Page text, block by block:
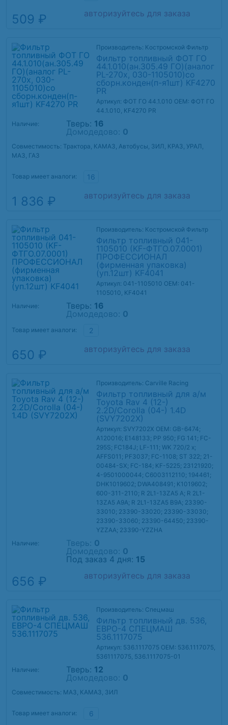
509 ₽ авторизуйтесь для заказа
Производитель: Костромской Фильтр
Фильтр топливный ФОТ ГО
44.1.010(ан.305.49 ГО)(аналог
PL-270х, 030-1105010)со
сборн.конден(п-я1шт) KF4270
PR
Артикул: ФОТ ГО 44.1.010 OEM: ФОТ ГО
44.1.010, KF4270 PR
Наличие:
Тверь: 16
Домодедово: 0
Совместимость: Трактора, КАМАЗ, Автобусы, ЗИЛ, КРАЗ, УРАЛ,
МАЗ, ГАЗ
Товар имеет аналоги: 16
1 836 ₽ авторизуйтесь для заказа
Производитель: Костромской Фильтр
Фильтр топливный 041-
1105010 (KF-ФТГО.07.0001)
ПРОФЕССИОНАЛ
(фирменная упаковка)
(уп.12шт) KF4041
Артикул: 041-1105010 OEM: 041-
1105010, KF4041
Наличие:
Тверь: 16
Домодедово: 0
Товар имеет аналоги: 2
650 ₽ авторизуйтесь для заказа
Производитель: Carville Racing
Фильтр топливный для а/м
Toyota Rav 4 (12-)
2.2D/Corolla (04-) 1.4D
(SVY7202X)
Артикул: SVY7202X OEM: GB-6474;
A120016; E148133; PP 950; FG 141; FC-
295S; FC184J; LF-111; WK 720/2 x;
AFFS011; PF3037; FC-1108; ST 322; 21-
00484-SX; FC-184; KF-5225; 23121920;
4-9501000044; C6003112110; 194461;
DHK1019602; DWA408491; K1019602;
600-311-2110; R 2L1-13ZA5 A; R 2L1-
13ZA5 A9A; R 2L1-13ZA5 B9A; 23390-
33010; 23390-33020; 23390-33030;
23390-33060; 23390-64450; 23390-
YZZAA; 23390-YZZHA
Наличие:
Тверь: 0
Домодедово: 0
Под заказ 4 дня: 15
656 ₽ авторизуйтесь для заказа
Производитель: Спецмаш
Фильтр топливный дв. 536,
ЕВРО-4 СПЕЦМАШ
536.1117075
Артикул: 536.1117075 OEM: 536.1117075,
5361117075, 536.1117075-01
Наличие:
Тверь: 12
Домодедово: 0
Совместимость: МАЗ, КАМАЗ, ЗИЛ
Товар имеет аналоги: 6